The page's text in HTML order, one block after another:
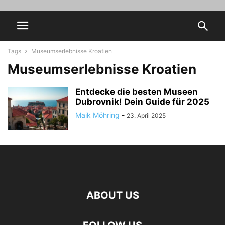
Tags Museumserlebnisse Kroatien
Museumserlebnisse Kroatien
Entdecke die besten Museen
Dubrovnik! Dein Guide für 2025
Maik Möhring - 23. April 2025
ABOUT US